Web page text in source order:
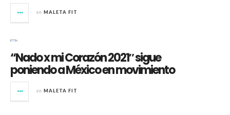
en MALETA FIT
“Nado x mi Corazón 2021″ sigue
poniendo a México en movimiento
en MALETA FIT